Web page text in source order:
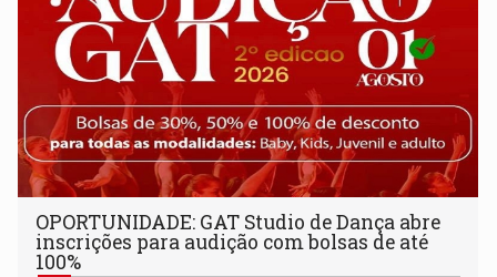
OPORTUNIDADE: GAT Studio de Dança abre
inscrições para audição com bolsas de até
100%